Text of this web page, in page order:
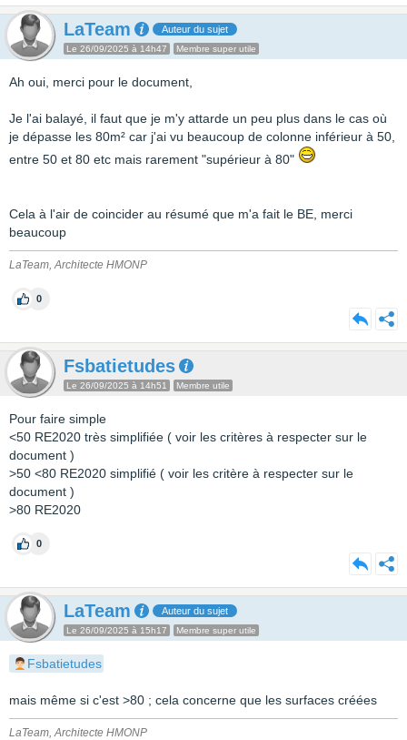
LaTeam Auteur du sujet
Le 26/09/2025 à 14h47 Membre super utile
Ah oui, merci pour le document,
Je l'ai balayé, il faut que je m'y attarde un peu plus dans le cas où
je dépasse les 80m² car j'ai vu beaucoup de colonne inférieur à 50,
entre 50 et 80 etc mais rarement "supérieur à 80"
Cela à l'air de coincider au résumé que m'a fait le BE, merci
beaucoup
LaTeam, Architecte HMONP
0
Fsbatietudes
Le 26/09/2025 à 14h51 Membre utile
Pour faire simple
<50 RE2020 très simplifiée ( voir les critères à respecter sur le
document )
>50 <80 RE2020 simplifié ( voir les critère à respecter sur le
document )
>80 RE2020
0
LaTeam Auteur du sujet
Le 26/09/2025 à 15h17 Membre super utile
Fsbatietudes
mais même si c'est >80 ; cela concerne que les surfaces créées
LaTeam, Architecte HMONP